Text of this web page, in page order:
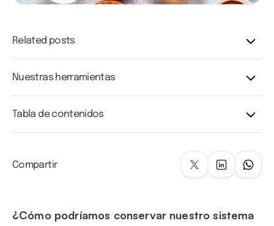
Related posts
Nuestras herramientas
Tabla de contenidos
Compartir
¿Cómo podríamos conservar nuestro sistema